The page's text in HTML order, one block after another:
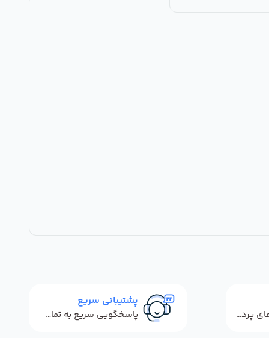
استفاده از روش‌های پرداخت امن
پشتیبانی سریع
پاسخگویی سریع به تماس‌ها و پیام‌ها